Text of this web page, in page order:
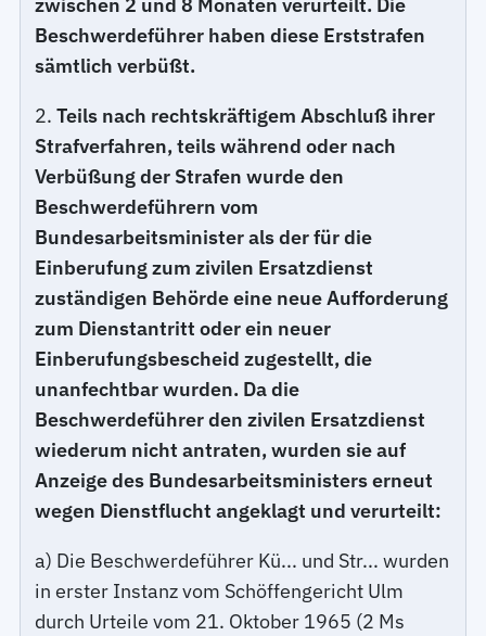
zwischen 2 und 8 Monaten verurteilt. Die
Beschwerdeführer haben diese Erststrafen
sämtlich verbüßt.
2.Teils nach rechtskräftigem Abschluß ihrer
Strafverfahren, teils während oder nach
Verbüßung der Strafen wurde den
Beschwerdeführern vom
Bundesarbeitsminister als der für die
Einberufung zum zivilen Ersatzdienst
zuständigen Behörde eine neue Aufforderung
zum Dienstantritt oder ein neuer
Einberufungsbescheid zugestellt, die
unanfechtbar wurden. Da die
Beschwerdeführer den zivilen Ersatzdienst
wiederum nicht antraten, wurden sie auf
Anzeige des Bundesarbeitsministers erneut
wegen Dienstflucht angeklagt und verurteilt:
a) Die Beschwerdeführer Kü... und Str... wurden
in erster Instanz vom Schöffengericht Ulm
durch Urteile vom 21. Oktober 1965 (2 Ms